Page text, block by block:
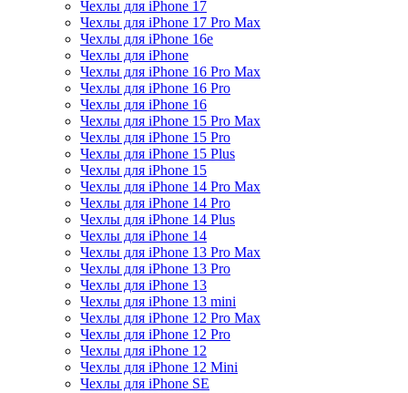
Чехлы для iPhone 17
Чехлы для iPhone 17 Pro Max
Чехлы для iPhone 16e
Чехлы для iPhone
Чехлы для iPhone 16 Pro Max
Чехлы для iPhone 16 Pro
Чехлы для iPhone 16
Чехлы для iPhone 15 Pro Max
Чехлы для iPhone 15 Pro
Чехлы для iPhone 15 Plus
Чехлы для iPhone 15
Чехлы для iPhone 14 Pro Max
Чехлы для iPhone 14 Pro
Чехлы для iPhone 14 Plus
Чехлы для iPhone 14
Чехлы для iPhone 13 Pro Max
Чехлы для iPhone 13 Pro
Чехлы для iPhone 13
Чехлы для iPhone 13 mini
Чехлы для iPhone 12 Pro Max
Чехлы для iPhone 12 Pro
Чехлы для iPhone 12
Чехлы для iPhone 12 Mini
Чехлы для iPhone SE